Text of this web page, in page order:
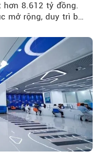
hơn 8.612 tỷ đồng.
mở rộng, duy trì bộ